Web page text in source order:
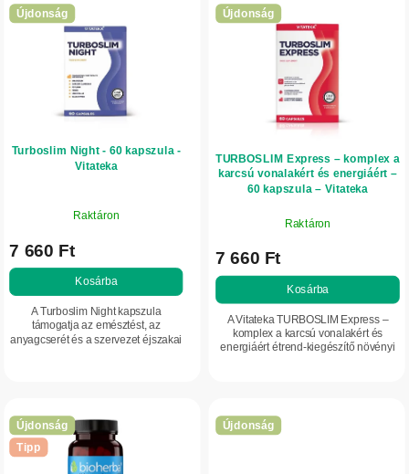
r
z
e
k
t
á
a
Újdonság
Turboslim Night - 60 kapszula -
Vitateka
Raktáron
7 660 Ft
Kosárba
A Turboslim Night kapszula
támogatja az emésztést, az
anyagcserét és a szervezet éjszakai
Újdonság
TURBOSLIM Express – komplex a
karcsú vonalakért és energiáért –
60 kapszula – Vitateka
Raktáron
7 660 Ft
Kosárba
A Vitateka TURBOSLIM Express –
komplex a karcsú vonalakért és
energiáért étrend-kiegészítő növényi
Újdonság
Tipp
Újdonság